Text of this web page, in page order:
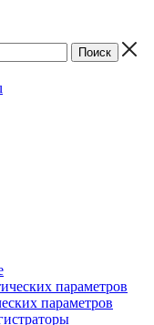
параметров